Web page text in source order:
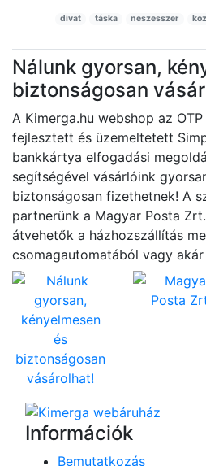
divat táska neszesszer
Nálunk gyorsan,
biztonságosan
A Kimerga.hu webshop az
fejlesztett és üzemeltetett
bankkártya elfogadási
segítségével vásárlóink
biztonságosan fizethetnek! A
partnerünk a Magyar Posta
átvehetők a házhozszállítás
csomagautomatából vagy
Információk
Bemutatkozás